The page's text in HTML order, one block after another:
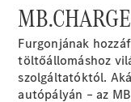
Vito
MB.CHARGE
Furgonjának
töltőállomáshoz
szolgáltatóktól.
autópályán – az